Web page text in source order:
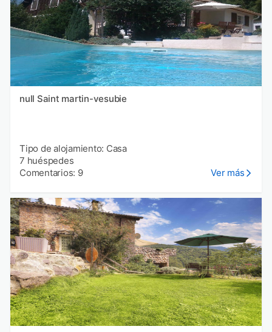
null Saint martin-vesubie
Tipo de alojamiento: Casa
7 huéspedes
Comentarios: 9
Ver más